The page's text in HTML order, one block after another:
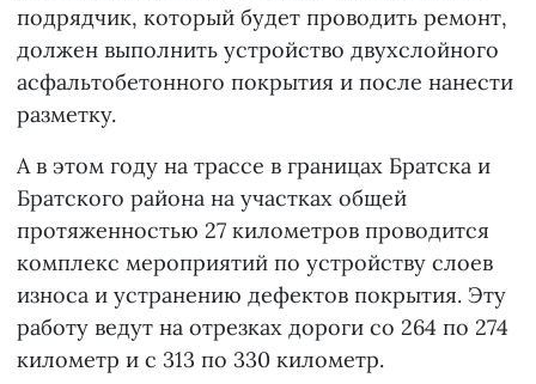
подрядчик, который будет проводить ремонт,
должен выполнить устройство двухслойного
асфальтобетонного покрытия и после нанести
разметку.
А в этом году на трассе в границах Братска и
Братского района на участках общей
протяженностью 27 километров проводится
комплекс мероприятий по устройству слоев
износа и устранению дефектов покрытия. Эту
работу ведут на отрезках дороги со 264 по 274
километр и с 313 по 330 километр.